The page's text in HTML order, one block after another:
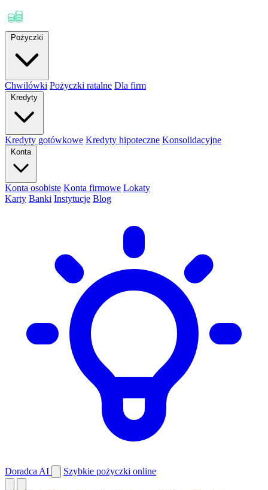
Pożyczki
Chwilówki Pożyczki ratalne Dla firm
Kredyty
Kredyty gotówkowe Kredyty hipoteczne Konsolidacyjne
Konta
Konta osobiste Konta firmowe Lokaty
Karty Banki Instytucje Blog
Doradca AI Szybkie pożyczki online